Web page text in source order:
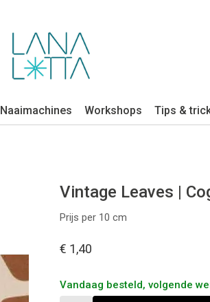
Naaimachines Workshops Tips &
Vintage Leaves |
Prijs per 10 cm
€ 1,40
Vandaag besteld, volgende